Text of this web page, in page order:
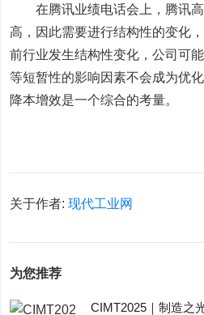
在腾讯业绩电话会上，腾讯高
高，因此需要进行结构性的变化
前行业发生结构性变化，公司可
等短暂性的影响因素不会成为优
降本增效是一个综合的考量。
关于作者:现代工业网
为您推荐
CIMT2025｜制造之